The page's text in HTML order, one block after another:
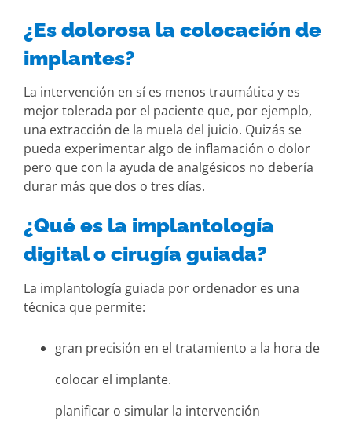
¿Es dolorosa la colocación de
implantes?
La intervención en sí es menos traumática y es
mejor tolerada por el paciente que, por ejemplo,
una extracción de la muela del juicio. Quizás se
pueda experimentar algo de inflamación o dolor
pero que con la ayuda de analgésicos no debería
durar más que dos o tres días.
¿Qué es la implantología
digital o cirugía guiada?
La implantología guiada por ordenador es una
técnica que permite:
gran precisión en el tratamiento a la hora de
colocar el implante.
planificar o simular la intervención